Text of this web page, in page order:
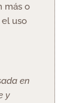
más o
el uso
en
y